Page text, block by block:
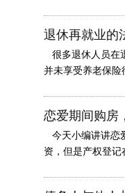
退休再就业的
很多退休人员在
并未享受养老保险
恋爱期间购房
今天小编讲讲恋
资，但是产权登